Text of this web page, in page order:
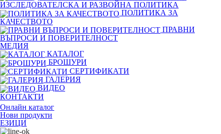
ИЗСЛЕДОВАТЕЛСКА И РАЗВОЙНА ПОЛИТИКА
ПОЛИТИКА ЗА
КАЧЕСТВОТО
ПРАВНИ
ВЪПРОСИ И ПОВЕРИТЕЛНОСТ
МЕДИЯ
КАТАЛОГ
БРОШУРИ
СЕРТИФИКАТИ
ГАЛЕРИЯ
ВИДЕО
КОНТАКТИ
Онлайн каталог
Нови продукти
ЕЗИЦИ